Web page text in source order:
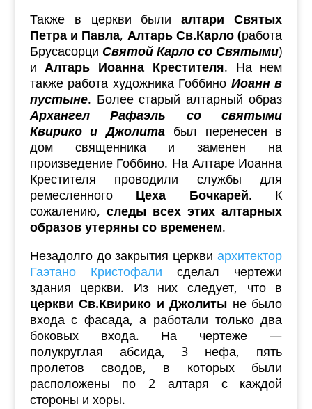
Также в церкви былиалтари Святых
Петра и Павла, Алтарь Св.Карло (работа
Брусасорци Святой Карло со Святыми)
иАлтарь Иоанна Крестителя. На нем
также работа художника Гоббино Иоанн в
пустыне. Более старый алтарный образ
Архангел Рафаэль со святыми
Квирико и Джолита был перенесен в
дом священника и заменен на
произведение Гоббино. На Алтаре Иоанна
Крестителя проводили службы для
ремесленного Цеха Бочкарей. К
сожалению, следы всех этих алтарных
образов утеряны со временем.
Незадолго до закрытия церквиархитектор
Гаэтано Кристофали сделал чертежи
здания церкви. Из них следует, что в
церкви Св.Квирико и Джолиты не было
входа с фасада, а работали только два
боковых входа. На чертеже —
полукруглая абсида, 3 нефа, пять
пролетов сводов, в которых были
расположены по 2 алтаря с каждой
стороны и хоры.